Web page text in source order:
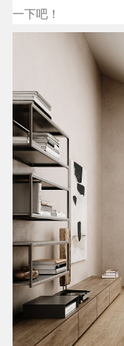
一下吧！